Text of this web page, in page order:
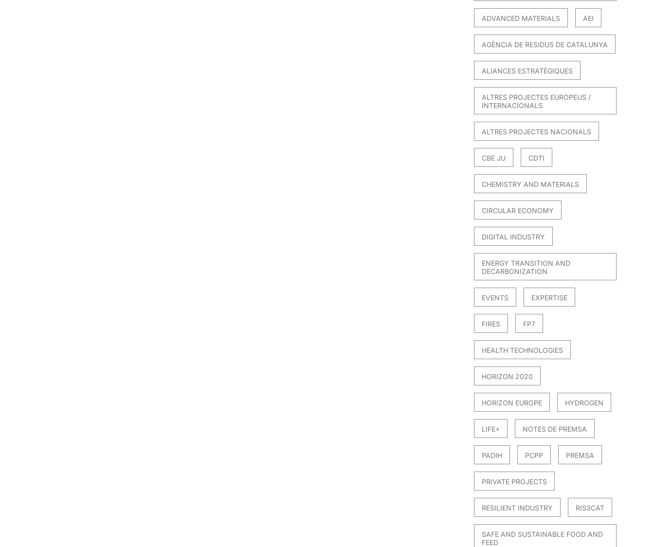
ADVANCED MATERIALS AEI
AGÈNCIA DE RESIDUS DE CATALUNYA
ALIANCES ESTRATÈGIQUES
ALTRES PROJECTES EUROPEUS /
INTERNACIONALS
ALTRES PROJECTES NACIONALS
CBE JU CDTI
CHEMISTRY AND MATERIALS
CIRCULAR ECONOMY
DIGITAL INDUSTRY
ENERGY TRANSITION AND
DECARBONIZATION
EVENTS EXPERTISE
FIRES FP7
HEALTH TECHNOLOGIES
HORIZON 2020
HORIZON EUROPE HYDROGEN
LIFE+ NOTES DE PREMSA
PADIH PCPP PREMSA
PRIVATE PROJECTS
RESILIENT INDUSTRY RIS3CAT
SAFE AND SUSTAINABLE FOOD AND
FEED